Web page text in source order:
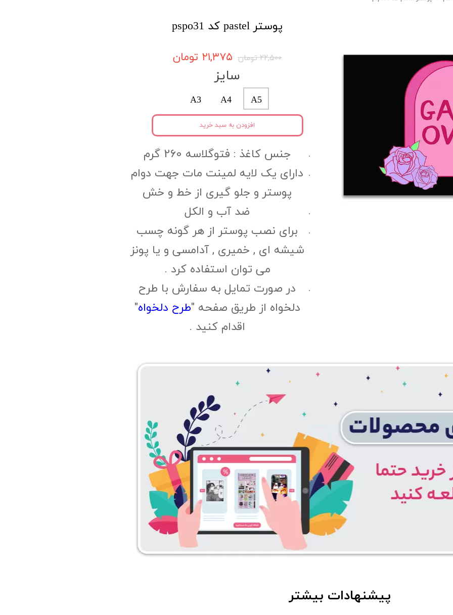
پوستر pastel کد pspo31
۲۲,۵۰۰ تومان ۲۱,۳۷۵ تومان
جنس کاغذ :‌ فتوگلاسه 260 گرم
دارای یک لایه لمینت مات جهت دوام
پوستر و جلو گیری از خط و خش
ضد آب و الکل
برای نصب پوستر از هر گونه چسب
شیشه ای , خمیری , آدامسی و یا پونز
می توان استفاده کرد .
در صورت تمایل به سفارش با طرح
دلخواه از طریق صفحه "طرح دلخواه"
اقدام کنید .
سایز
A5
A4
A3
افزودن به سبد خرید
پیشنهادات بیشتر